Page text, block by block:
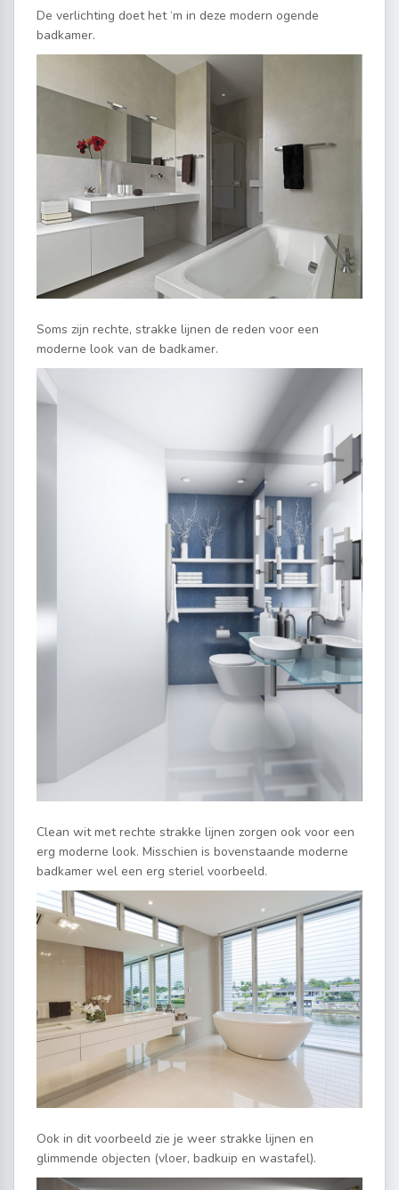
De verlichting doet het ‘m in deze modern ogende
badkamer.
Soms zijn rechte, strakke lijnen de reden voor een
moderne look van de badkamer.
Clean wit met rechte strakke lijnen zorgen ook voor een
erg moderne look. Misschien is bovenstaande moderne
badkamer wel een erg steriel voorbeeld.
Ook in dit voorbeeld zie je weer strakke lijnen en
glimmende objecten (vloer, badkuip en wastafel).